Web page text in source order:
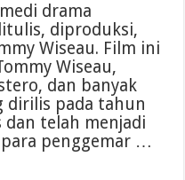
drama
diproduksi,
Wiseau. Film ini
Wiseau,
dan banyak
dirilis pada tahun
telah menjadi
penggemar …